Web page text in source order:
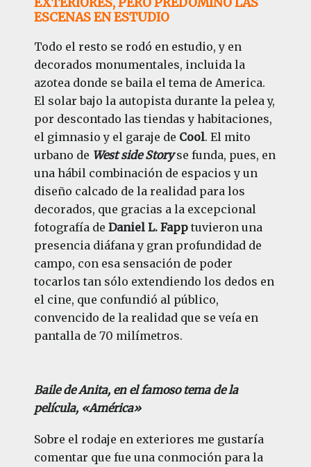
ESCENAS EN ESTUDIO
Todo el resto se rodó en estudio, y en
decorados monumentales, incluida la
azotea donde se baila el tema de America.
El solar bajo la autopista durante la pelea y,
por descontado las tiendas y habitaciones,
el gimnasio y el garaje de Cool. El mito
urbano de West side Storyse funda, pues, en
una hábil combinación de espacios y un
diseño calcado de la realidad para los
decorados, que gracias a la excepcional
fotografía de Daniel L. Fapptuvieron una
presencia diáfana y gran profundidad de
campo, con esa sensación de poder
tocarlos tan sólo extendiendo los dedos en
el cine, que confundió al público,
convencido de la realidad que se veía en
pantalla de 70 milímetros.
Baile de Anita, en el famoso tema de la
película, «América»
Sobre el rodaje en exteriores me gustaría
comentar que fue una conmoción para la